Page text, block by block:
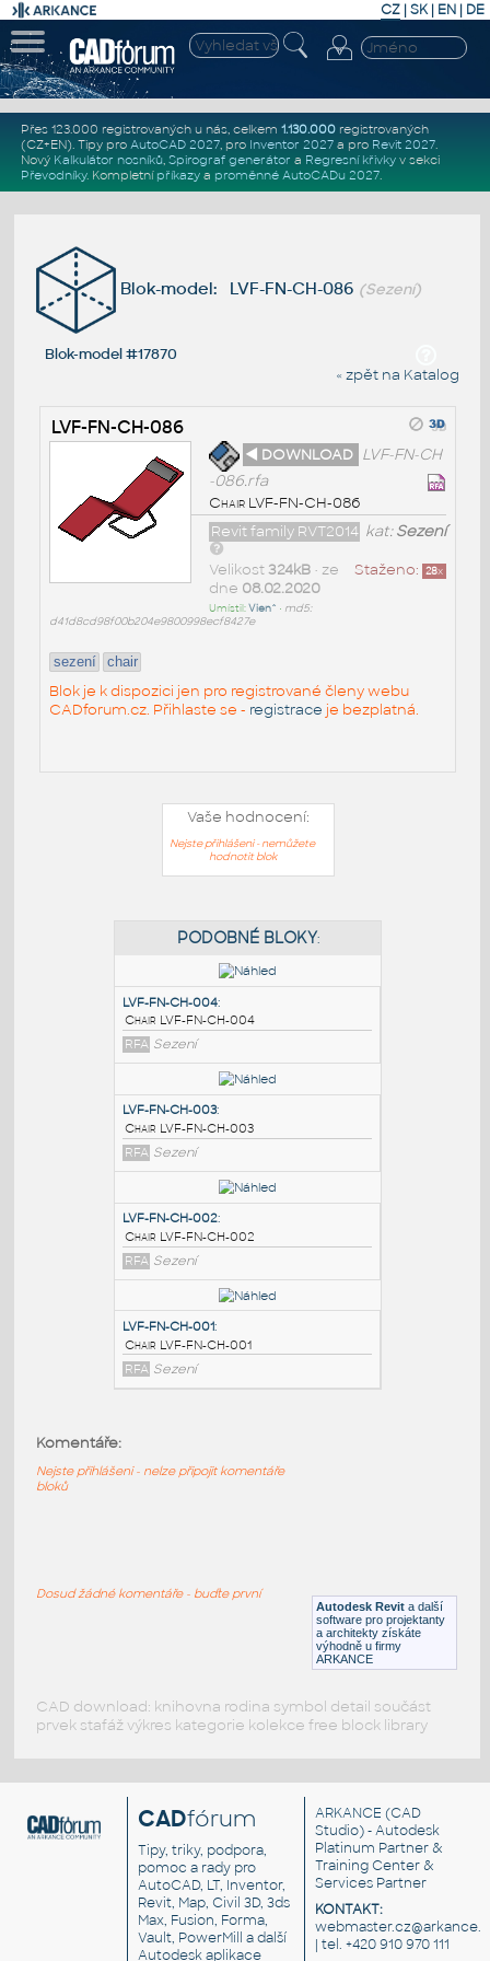
CZ | SK| EN | DE
Přes 123.000 registrovaných u nás, celkem 1.130.000registrovaných
(CZ+EN). Tipy pro AutoCAD 2027, pro Inventor 2027a pro Revit 2027.
Nový Kalkulátor nosníků, Spirograf generátor a Regresní křivkyv sekci
Převodníky. Kompletní příkazya proměnné AutoCADu 2027.
Blok-model: LVF-FN-CH-086 (Sezení)
Blok-model #17870
« zpět na Katalog
LVF-FN-CH-086
◄ DOWNLOAD LVF-FN-CH
-086.rfa
Chair LVF-FN-CH-086
kat:Sezení
Revit family RVT2014
Staženo: 28x
Velikost324kB• ze
dne 08.02.2020
Umístil:Vien^ • md5:
d41d8cd98f00b204e9800998ecf8427e
sezení chair
Blok je k dispozici jen pro registrované členy webu
CADforum.cz. Přihlaste se - registrace je bezplatná.
Vaše hodnocení:
Nejste přihlášeni - nemůžete
hodnotit blok
PODOBNÉ BLOKY
LVF-FN-CH-004
Chair LVF-FN-CH-004
RFA Sezení
LVF-FN-CH-003:
Chair LVF-FN-CH-003
RFA Sezení
Sezení
Autodesk Revit a další
software pro projektanty
a architekty získáte
výhodně u firmy
ARKANCE
Komentáře:
Nejste přihlášeni - nelze připojit komentáře
bloků
Dosud žádné komentáře - buďte první
CAD download: knihovna rodina symbol detail součást
prvek stafáž výkres kategorie kolekce free block library
CADfórum
Tipy, triky, podpora,
pomoc a rady pro
AutoCAD, LT, Inventor,
Revit, Map, Civil 3D, 3ds
Max, Fusion, Forma,
Vault, PowerMill a další
Autodesk aplikace
ARKANCE (CAD
Studio) - Autodesk
Platinum Partner &
Training Center &
Services Partner
KONTAKT:
| tel. +420 910 970 111